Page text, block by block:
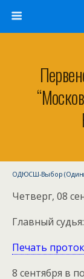
ОДЮСШ-Выбор
Четверг, 08
Главный
Печать
8 сентября в